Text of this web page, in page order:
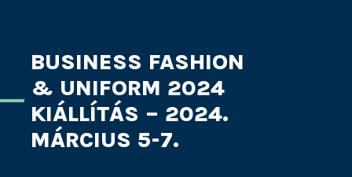
BUSINESS FASHION
& UNIFORM 2024
KIÁLLÍTÁS – 2024.
MÁRCIUS 5-7.